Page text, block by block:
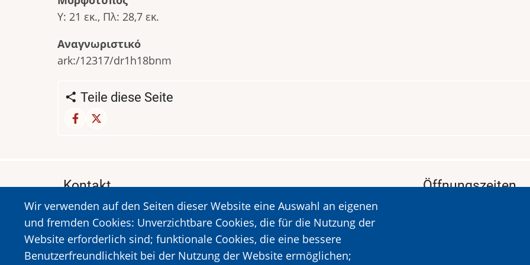
Υ: 21 εκ., Πλ: 28,7 εκ.
Αναγνωριστικό
ark:/12317/dr1h18bnm
Teile diese Seite
Wir verwenden auf den Seiten dieser Website eine Auswahl an eigenen
und fremden Cookies: Unverzichtbare Cookies, die für die Nutzung der
Website erforderlich sind; funktionale Cookies, die eine bessere
Benutzerfreundlichkeit bei der Nutzung der Website ermöglichen;
Kontakt
MUSEUM DES HOLOCAUSTS DER STADT KALAVRYTA
A. Sigros 1-5, Kalavrita, PLZ 25001
Tel:+302692023646,+302692360220
https://www.dmko.gr || info@dmko.gr
Öffnungszeiten